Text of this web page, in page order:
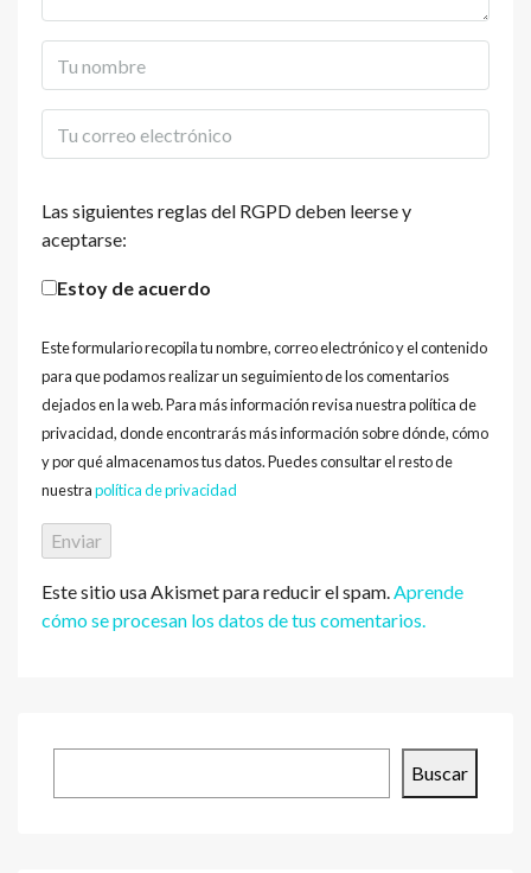
Las siguientes reglas del RGPD deben leerse y
aceptarse:
Estoy de acuerdo
Este formulario recopila tu nombre, correo electrónico y el contenido
para que podamos realizar un seguimiento de los comentarios
dejados en la web. Para más información revisa nuestra política de
privacidad, donde encontrarás más información sobre dónde, cómo
y por qué almacenamos tus datos. Puedes consultar el resto de
nuestrapolítica de privacidad
Este sitio usa Akismet para reducir el spam.Aprende
cómo se procesan los datos de tus comentarios.
Buscar